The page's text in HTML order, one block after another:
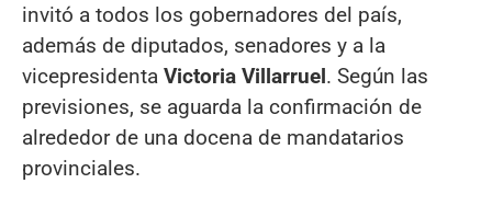
invitó a todos los gobernadores del país,
además de diputados, senadores y a la
vicepresidenta Victoria Villarruel. Según las
previsiones, se aguarda la confirmación de
alrededor de una docena de mandatarios
provinciales.